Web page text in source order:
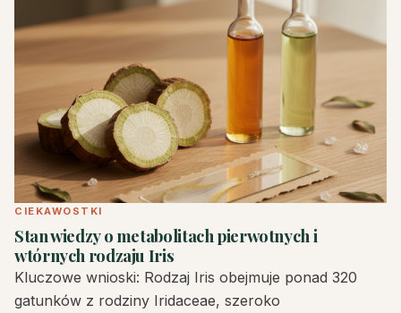
CIEKAWOSTKI
Stan wiedzy o metabolitach pierwotnych i
wtórnych rodzaju Iris
Kluczowe wnioski: Rodzaj Iris obejmuje ponad 320
gatunków z rodziny Iridaceae, szeroko